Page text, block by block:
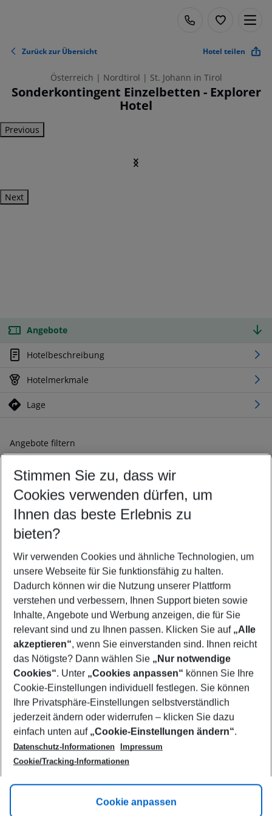
Zurück zur Übersicht Hotel teilen
Österreich | Nordtirol | St. Johann in Tirol
Sonderkontingent Einzelbetten - Explorer
Hotel
Previous
Next
Angebote
Hotelbeschreibung
Hotelmerkmale
Lage
Angebote filtern
Ändern Sie Ihre Kriterien nach Ihren Wünschen
Abflughafen wählen
Beliebiger Abflughafen
Reisezeitraum wählen
10.08.26– 08.08.27 5-8 Nächte
2 Erwachsene Keine Kinder
Mehr Filter anzeigen
Footer
Footer navigation
Über uns
AGB
Cookie-Einstellungen ändern
Cookie-Richtlinie
Datenschutz
Service & Hilfe
Barrierefreies Reisen
Check-in
Flugbeschränkungen
Folgen Sie uns
Stimmen Sie zu, dass wir
Cookies verwenden dürfen, um
Ihnen das beste Erlebnis zu
bieten?
Wir verwenden Cookies und ähnliche Technologien, um
unsere Webseite für Sie funktionsfähig zu halten.
Dadurch können wir die Nutzung unserer Plattform
verstehen und verbessern, Ihnen Support bieten sowie
Inhalte, Angebote und Werbung anzeigen, die für Sie
relevant sind und zu Ihnen passen. Klicken Sie auf „Alle
akzeptieren“, wenn Sie einverstanden sind. Ihnen reicht
das Nötigste? Dann wählen Sie „Nur notwendige
Cookies“. Unter „Cookies anpassen“ können Sie Ihre
Cookie-Einstellungen individuell festlegen. Sie können
Ihre Privatsphäre-Einstellungen selbstverständlich
jederzeit ändern oder widerrufen – klicken Sie dazu
einfach unten auf „Cookie-Einstellungen ändern“.
Datenschutz-Informationen
Impressum
Cookie/Tracking-Informationen
Cookie anpassen